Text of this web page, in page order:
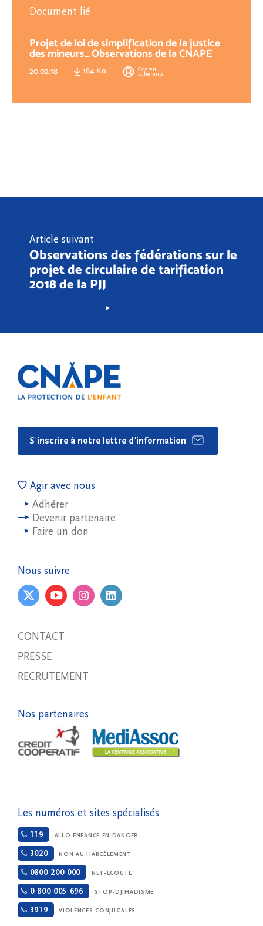
Document lié
Projet de loi de simplification de la justice
des mineurs_ Observations de la CNAPE
20.02.18 184 Ko Contenu
adhérents
Article suivant
Observations des fédérations sur le
projet de circulaire de tarification
2018 de la PJJ
S'inscrire à notre lettre d'information
Agir avec nous
Adhérer
Devenir partenaire
Faire un don
Nous suivre
CONTACT
PRESSE
RECRUTEMENT
Nos partenaires
Les numéros et sites spécialisés
119 ALLO ENFANCE EN DANGER
3020 NON AU HARCÈLEMENT
0800 200 000 NET-ECOUTE
0 800 005 696 STOP-DJIHADISME
3919 VIOLENCES CONJUGALES